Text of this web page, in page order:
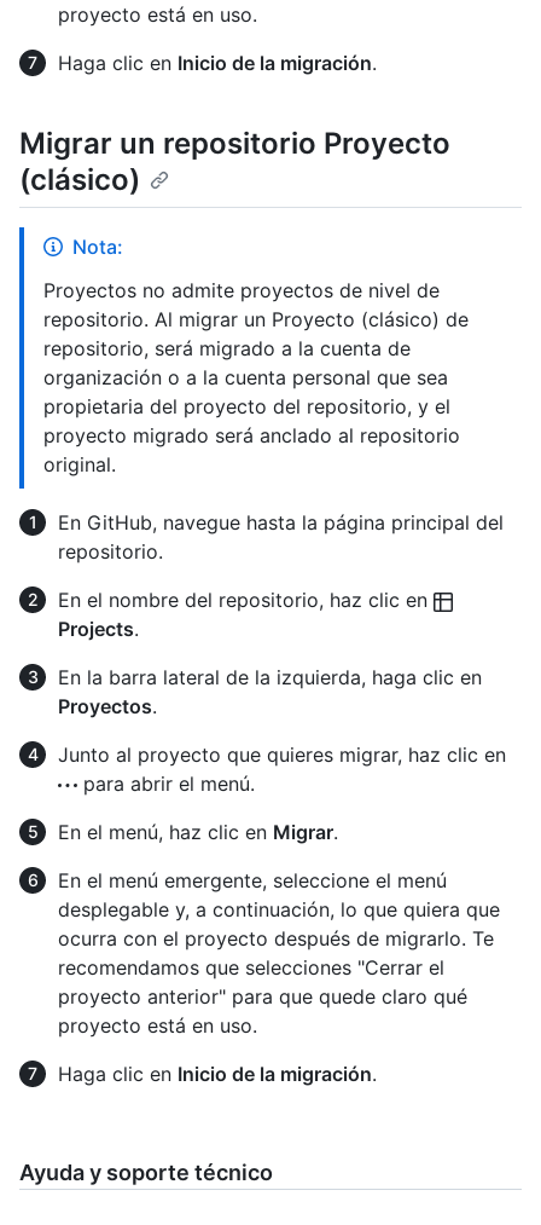
proyecto está en uso.
Haga clic en Inicio de la migración.
Migrar un repositorio Proyecto
(clásico)
Nota:
Proyectos no admite proyectos de nivel de
repositorio. Al migrar un Proyecto (clásico) de
repositorio, será migrado a la cuenta de
organización o a la cuenta personal que sea
propietaria del proyecto del repositorio, y el
proyecto migrado será anclado al repositorio
original.
En GitHub, navegue hasta la página principal del
repositorio.
En el nombre del repositorio, haz clic en
Projects.
En la barra lateral de la izquierda, haga clic en
Proyectos.
Junto al proyecto que quieres migrar, haz clic en
para abrir el menú.
En el menú, haz clic en Migrar.
En el menú emergente, seleccione el menú
desplegable y, a continuación, lo que quiera que
ocurra con el proyecto después de migrarlo. Te
recomendamos que selecciones "Cerrar el
proyecto anterior" para que quede claro qué
proyecto está en uso.
Haga clic en Inicio de la migración.
Ayuda y soporte técnico